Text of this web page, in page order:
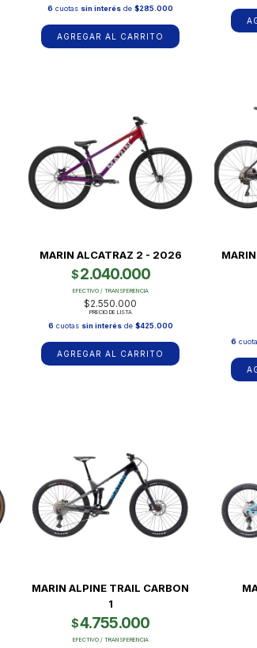
6 cuotas sin interés de$285.000
AGREGAR AL CARRITO
MARIN ALCATRAZ 2 - 2026
$2.040.000
EFECTIVO / TRANSFERENCIA
$2.550.000
PRECIO DE LISTA
6 cuotas sin interésde $425.000
AGREGAR AL CARRITO
6
MARIN ALPINE TRAIL CARBON
1
$4.755.000
EFECTIVO / TRANSFERENCIA